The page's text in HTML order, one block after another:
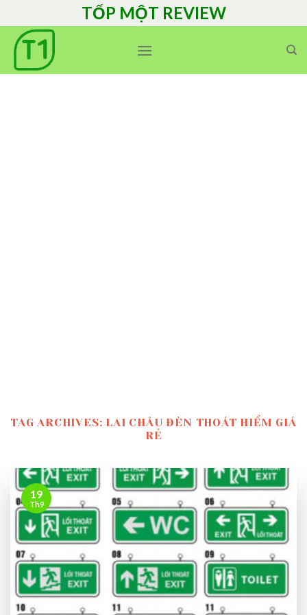
to
content
TỐP MỘT REVIEW
TAG ARCHIVES: LAI CHÂU ĐÈN THOÁT HIỂM GIÁ
RẺ
19
Th9